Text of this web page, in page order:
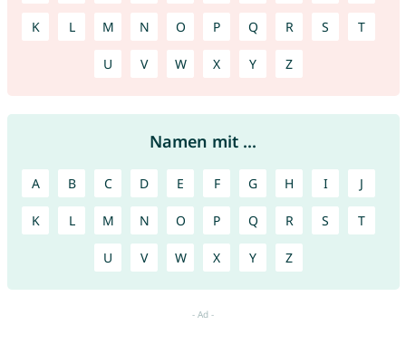
K L M N O P Q R S T
U V W X Y Z
Namen mit ...
A B C D E F G H I J
K L M N O P Q R S T
U V W X Y Z